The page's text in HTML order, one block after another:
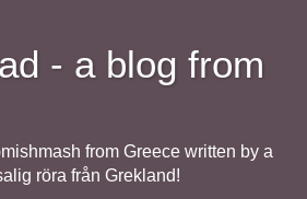
- a blog from
from Greece written by a
röra från Grekland!